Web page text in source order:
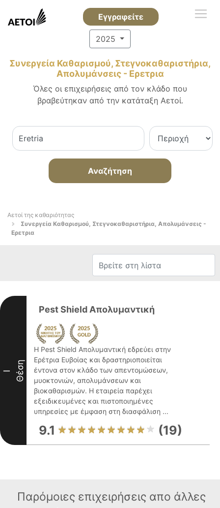
Εγγραφείτε
2025
Συνεργεία Καθαρισμού, Στεγνοκαθαριστήρια,
Απολυμάνσεις - Ερετρια
Όλες οι επιχειρήσεις από τον κλάδο που
βραβεύτηκαν από την κατάταξη Αετοί.
Αναζήτηση
Αετοί της καθαριότητας
Συνεργεία Καθαρισμού, Στεγνοκαθαριστήρια, Απολυμάνσεις -
Ερετρια
I Θέση
Pest Shield Απολυμαντική
Η Pest Shield Απολυμαντική εδρεύει στην
Ερέτρια Ευβοίας και δραστηριοποιείται
έντονα στον κλάδο των απεντομώσεων,
μυοκτονιών, απολυμάνσεων και
βιοκαθαρισμών. Η εταιρεία παρέχει
εξειδικευμένες και πιστοποιημένες
υπηρεσίες με έμφαση στη διασφάλιση ...
9.1 (19)
Παρόμοιες επιχειρήσεις απο άλλες